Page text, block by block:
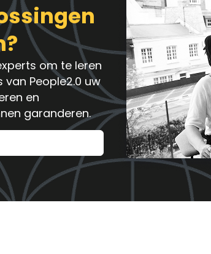
om te leren
van People2.0 uw
en
garanderen.